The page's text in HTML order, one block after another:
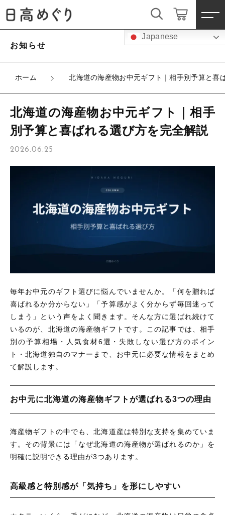
Japanese
お知らせ
ホーム 北海道の海産物お中元ギフト｜相手別予算と喜
北海道の海産物お中元ギフト｜相手
別予算と喜ばれる選び方を完全解説
2026.06.25
毎年お中元のギフト選びに悩んでいませんか。「何を贈れば
喜ばれるか分からない」「予算感がよく分からず毎回迷って
しまう」という声をよく聞きます。そんな方に選ばれ続けて
いるのが、北海道の海産物ギフトです。この記事では、相手
別の予算相場・人気食材6選・失敗しない選び方のポイン
ト・北海道独自のマナーまで、お中元に必要な情報をまとめ
て解説します。
お中元に北海道の海産物ギフトが選ばれる3つの理由
海産物ギフトの中でも、北海道産は特別な支持を集めていま
す。その背景には「なぜ北海道の海産物が選ばれるのか」を
明確に説明できる理由が3つあります。
高級感と特別感が「気持ち」を形にしやすい
ログイン / 会員登録
お気に入り
すべての商品
スイーツ
米・パン
調味料
野菜・果物・農作物
新着商品
定期購入商品
協賛企業の紹介
ご利用ガイド
ログイン
乳製品
米・パン
魚介類
調味料
野菜・果物・農作物
キーワード検索
こだわり検索
親カテゴリ
セール
並び順